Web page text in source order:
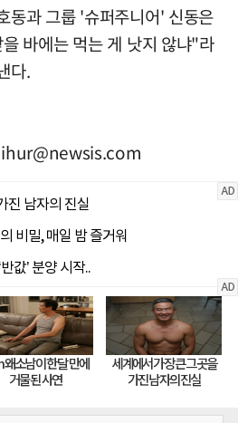
동과 그룹 '슈퍼주니어' 신동은
바에는 먹는 게 낫지 않냐"라
다.